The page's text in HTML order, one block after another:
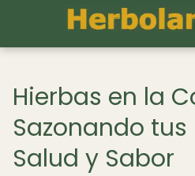
Hierbas en la
Sazonando
Salud y Sabor